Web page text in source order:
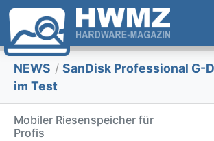
NEWS / SanDisk Professional G-
im Test
Mobiler Riesenspeicher für
Profis